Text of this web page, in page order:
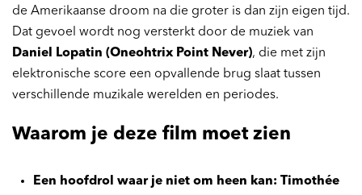
de Amerikaanse droom na die groter is dan zijn eigen tijd.
Dat gevoel wordt nog versterkt door de muziek van
Daniel Lopatin (Oneohtrix Point Never), die met zijn
elektronische score een opvallende brug slaat tussen
verschillende muzikale werelden en periodes.
Waarom je deze film moet zien
Een hoofdrol waar je niet om heen kan: Timothée